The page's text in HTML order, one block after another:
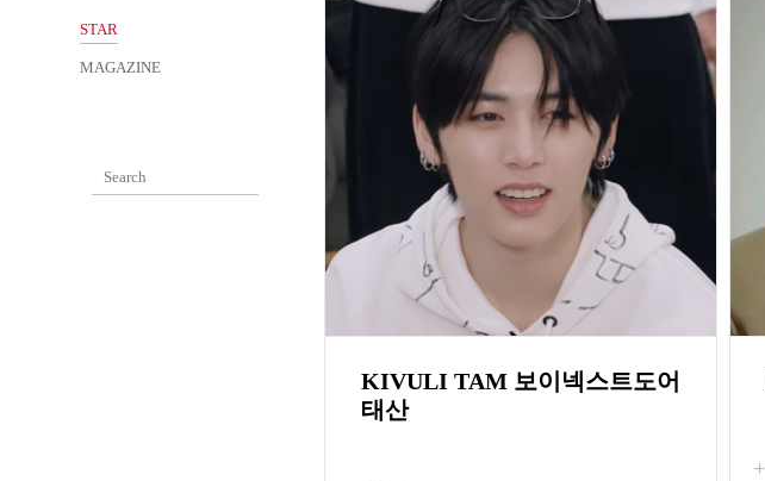
STAR
MAGAZINE
KIVULI TAM 보이넥스트도어
태산